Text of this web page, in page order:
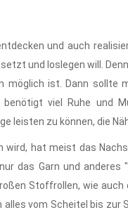
und auch
und loslegen will.
möglich ist. Dann sollte
viel Ruhe und
leisten zu können, die
hat meist das
das Garn und
Stoffrollen, wie auch
alles vom Scheitel bis